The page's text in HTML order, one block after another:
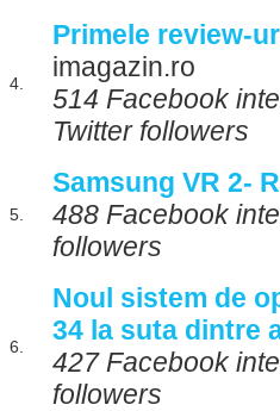
4.
Primele review-
imagazin.ro
514 Facebook
Twitter followers
5.
Samsung VR 2-
488 Facebook
followers
6.
Noul sistem de
34 la suta dintre
427 Facebook
followers